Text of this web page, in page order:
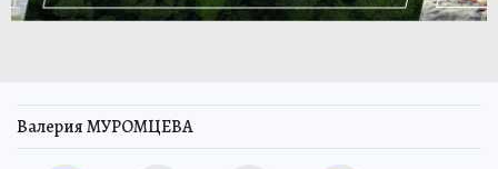
Валерия МУРОМЦЕВА